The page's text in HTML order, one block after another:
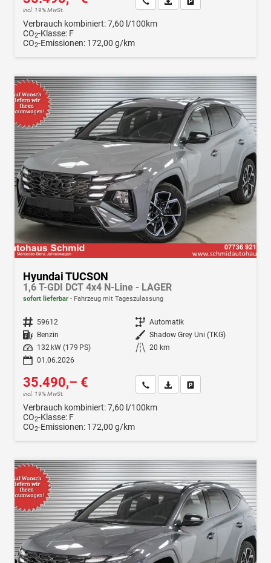
incl. 19% MwSt.
Verbrauch kombiniert:7,60 l/100km
CO2-Klasse: F
CO2-Emissionen: 172,00 g/km
Hyundai TUCSON
1,6 T-GDI DCT 4x4 N-Line - LAGER
sofort lieferbar Fahrzeug mit Tageszulassung
Fahrzeugnr. 59612 Getriebe Automatik
Kraftstoff Benzin Außenfarbe Shadow Grey Uni (TKG)
Leistung
132 kW (179 PS) Kilometerstand 20 km
01.06.2026
35.490,– €
incl. 19% MwSt.
Wir rufen Sie anFahrzeugexposé (PDF)
Verbrauch kombiniert:7,60 l/100km
CO2-Klasse: F
CO2-Emissionen: 172,00 g/km